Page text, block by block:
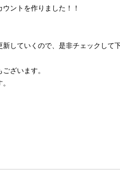
ントを作りました！！
していくので、是非チェックして
ざいます。